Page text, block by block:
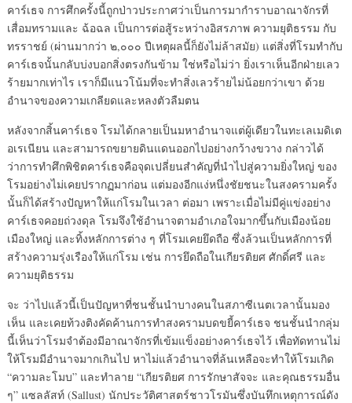
คาร์เธจ การศึกครั้งนี้ถูกป่าวประกาศว่าเป็นการมากำราบอาณาจักรที่
เสื่อมทรามและ ฉ้อฉล เป็นการต่อสู้ระหว่างอิสรภาพ ความยุติธรรม กับ
ทรราชย์ (ผ่านมากว่า ๒,๐๐๐ ปีเหตุผลนี้ก็ยังไม่ล้าสมัย) แต่สิ่งที่โรมทำกับ
คาร์เธจนั้นกลับบ่งบอกสิ่งตรงกันข้าม ใช่หรือไม่ว่า ยิ่งเราเห็นอีกฝ่ายเลว
ร้ายมากเท่าไร เราก็มีแนวโน้มที่จะทำสิ่งเลวร้ายไม่น้อยกว่าเขา ด้วย
อำนาจของความเกลียดและหลงตัวลืมตน
หลังจากสิ้นคาร์เธจ โรมได้กลายเป็นมหาอำนาจแต่ผู้เดียวในทะเลเมดิเต
อเรเนียน และสามารถขยายดินแดนออกไปอย่างกว้างขวาง กล่าวได้
ว่าการทำศึกพิชิตคาร์เธจคือจุดเปลี่ยนสำคัญที่นำไปสู่ความยิ่งใหญ่ ของ
โรมอย่างไม่เคยปรากฏมาก่อน แต่มองอีกแง่หนึ่งชัยชนะในสงครามครั้ง
นั้นก็ได้สร้างปัญหาให้แก่โรมในเวลา ต่อมา เพราะเมื่อไม่มีคู่แข่งอย่าง
คาร์เธจคอยถ่วงดุล โรมจึงใช้อำนาจตามอำเภอใจมากขึ้นกับเมืองน้อย
เมืองใหญ่ และทิ้งหลักการต่าง ๆ ที่โรมเคยยึดถือ ซึ่งล้วนเป็นหลักการที่
สร้างความรุ่งเรืองให้แก่โรม เช่น การยึดถือในเกียรติยศ ศักดิ์ศรี และ
ความยุติธรรม
จะ ว่าไปแล้วนี้เป็นปัญหาที่ชนชั้นนำบางคนในสภาซีเนตเวลานั้นมอง
เห็น และเคยท้วงติงคัดค้านการทำสงครามบดขยี้คาร์เธจ ชนชั้นนำกลุ่ม
นี้เห็นว่าโรมจำต้องมีอาณาจักรที่เข้มแข็งอย่างคาร์เธจไว้ เพื่อทัดทานไม่
ให้โรมมีอำนาจมากเกินไป หาไม่แล้วอำนาจที่ล้นเหลือจะทำให้โรมเกิด
“ความละโมบ” และทำลาย “เกียรติยศ การรักษาสัจจะ และคุณธรรมอื่น
ๆ” แซลลัสท์ (Sallust) นักประวัติศาสตร์ชาวโรมันซึ่งบันทึกเหตุการณ์ดัง